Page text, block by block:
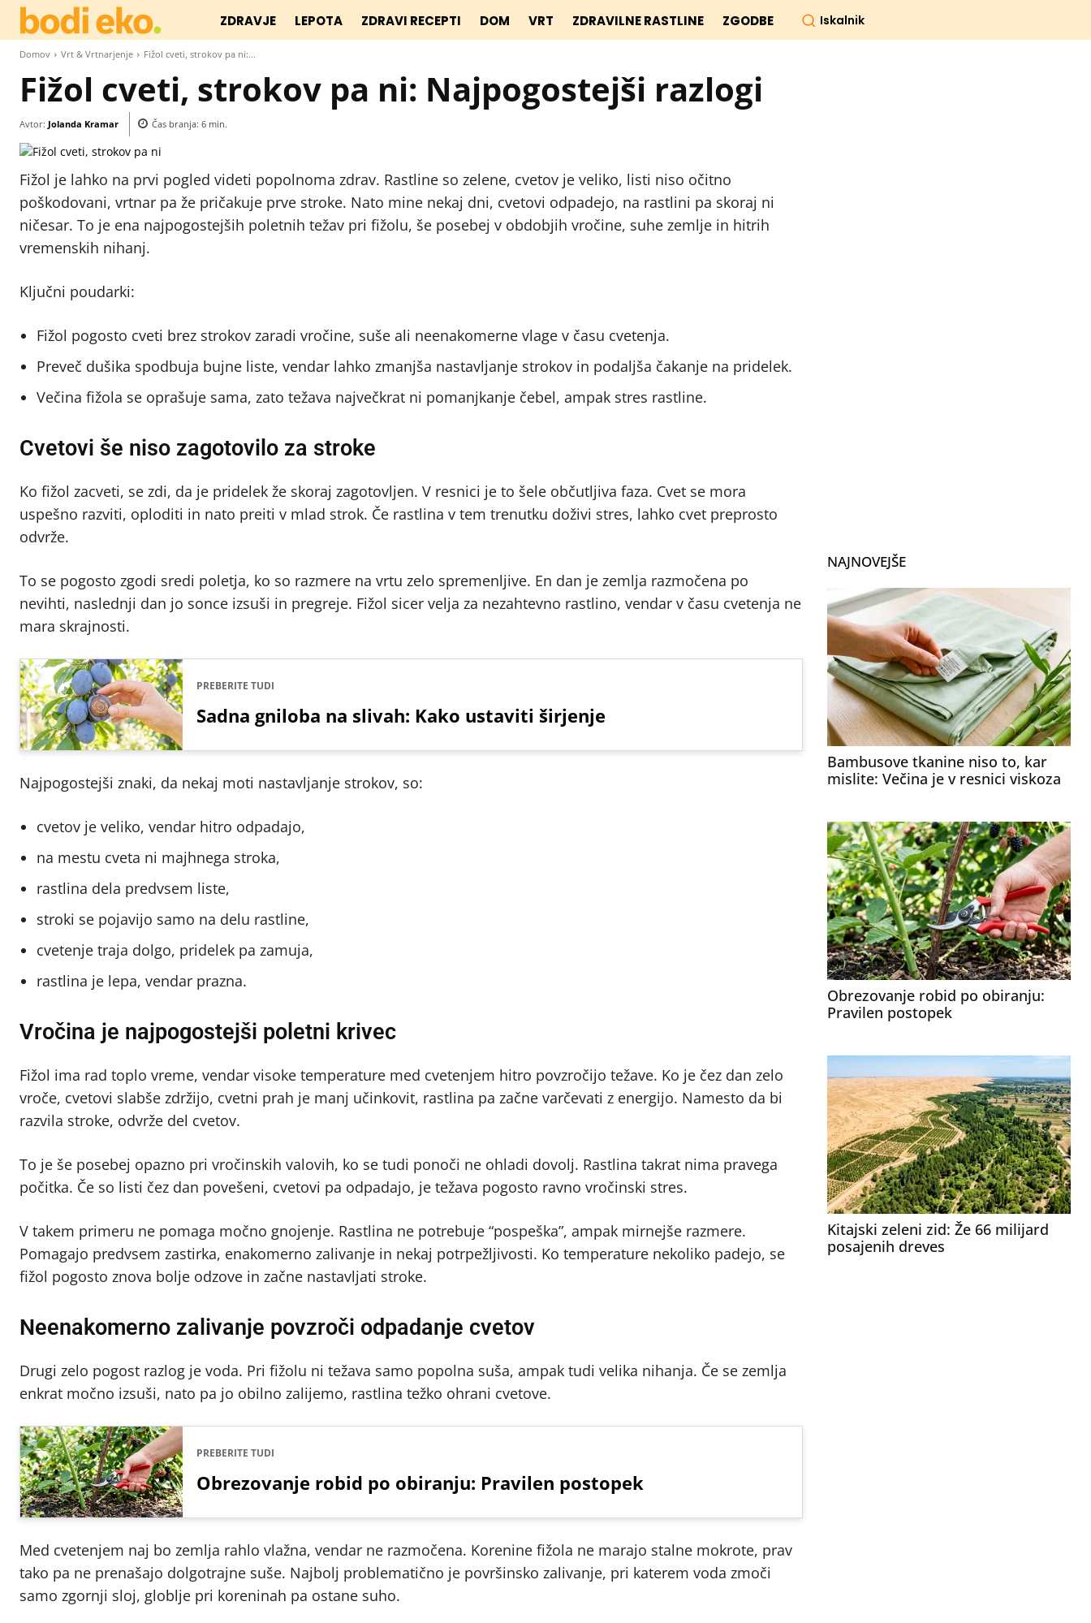
ZDRAVJE LEPOTA ZDRAVI RECEPTI DOM VRT ZDRAVILNE RASTLINE ZGODBE Iskalnik
Domov Vrt & Vrtnarjenje Fižol cveti, strokov pa ni:...
Fižol cveti, strokov pa ni: Najpogostejši razlogi
Avtor: Jolanda Kramar Čas branja: 6 min.
Fižol je lahko na prvi pogled videti popolnoma zdrav. Rastline so zelene, cvetov je veliko, listi niso očitno
poškodovani, vrtnar pa že pričakuje prve stroke. Nato mine nekaj dni, cvetovi odpadejo, na rastlini pa skoraj ni
ničesar. To je ena najpogostejših poletnih težav pri fižolu, še posebej v obdobjih vročine, suhe zemlje in hitrih
vremenskih nihanj.
Ključni poudarki:
Fižol pogosto cveti brez strokov zaradi vročine, suše ali neenakomerne vlage v času cvetenja.
Preveč dušika spodbuja bujne liste, vendar lahko zmanjša nastavljanje strokov in podaljša čakanje na pridelek.
Večina fižola se oprašuje sama, zato težava največkrat ni pomanjkanje čebel, ampak stres rastline.
Cvetovi še niso zagotovilo za stroke
Ko fižol zacveti, se zdi, da je pridelek že skoraj zagotovljen. V resnici je to šele občutljiva faza. Cvet se mora
uspešno razviti, oploditi in nato preiti v mlad strok. Če rastlina v tem trenutku doživi stres, lahko cvet preprosto
odvrže.
To se pogosto zgodi sredi poletja, ko so razmere na vrtu zelo spremenljive. En dan je zemlja razmočena po
nevihti, naslednji dan jo sonce izsuši in pregreje. Fižol sicer velja za nezahtevno rastlino, vendar v času cvetenja ne
mara skrajnosti.
PREBERITE TUDI
Sadna gniloba na slivah: Kako ustaviti širjenje
Najpogostejši znaki, da nekaj moti nastavljanje strokov, so:
cvetov je veliko, vendar hitro odpadajo,
na mestu cveta ni majhnega stroka,
rastlina dela predvsem liste,
stroki se pojavijo samo na delu rastline,
cvetenje traja dolgo, pridelek pa zamuja,
rastlina je lepa, vendar prazna.
Vročina je najpogostejši poletni krivec
Fižol ima rad toplo vreme, vendar visoke temperature med cvetenjem hitro povzročijo težave. Ko je čez dan zelo
vroče, cvetovi slabše zdržijo, cvetni prah je manj učinkovit, rastlina pa začne varčevati z energijo. Namesto da bi
razvila stroke, odvrže del cvetov.
To je še posebej opazno pri vročinskih valovih, ko se tudi ponoči ne ohladi dovolj. Rastlina takrat nima pravega
počitka. Če so listi čez dan povešeni, cvetovi pa odpadajo, je težava pogosto ravno vročinski stres.
V takem primeru ne pomaga močno gnojenje. Rastlina ne potrebuje “pospeška”, ampak mirnejše razmere.
Pomagajo predvsem zastirka, enakomerno zalivanje in nekaj potrpežljivosti. Ko temperature nekoliko padejo, se
fižol pogosto znova bolje odzove in začne nastavljati stroke.
Neenakomerno zalivanje povzroči odpadanje cvetov
Drugi zelo pogost razlog je voda. Pri fižolu ni težava samo popolna suša, ampak tudi velika nihanja. Če se zemlja
enkrat močno izsuši, nato pa jo obilno zalijemo, rastlina težko ohrani cvetove.
PREBERITE TUDI
Obrezovanje robid po obiranju: Pravilen postopek
Med cvetenjem naj bo zemlja rahlo vlažna, vendar ne razmočena. Korenine fižola ne marajo stalne mokrote, prav
tako pa ne prenašajo dolgotrajne suše. Najbolj problematično je površinsko zalivanje, pri katerem voda zmoči
samo zgornji sloj, globlje pri koreninah pa ostane suho.
NAJNOVEJŠE
Bambusove tkanine niso to, kar
mislite: Večina je v resnici viskoza
Obrezovanje robid po obiranju:
Pravilen postopek
Kitajski zeleni zid: Že 66 milijard
posajenih dreves